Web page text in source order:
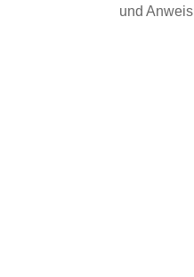
und